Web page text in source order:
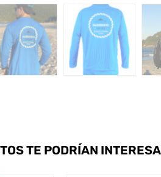
TE PODRÍAN